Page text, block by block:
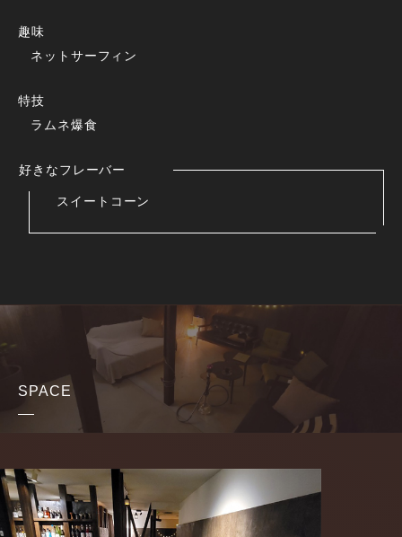
趣味
ネットサーフィン
特技
ラムネ爆食
好きなフレーバー
スイートコーン
SPACE